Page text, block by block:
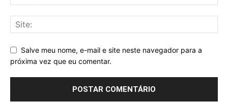
Salve meu nome, e-mail e site neste navegador para a
próxima vez que eu comentar.